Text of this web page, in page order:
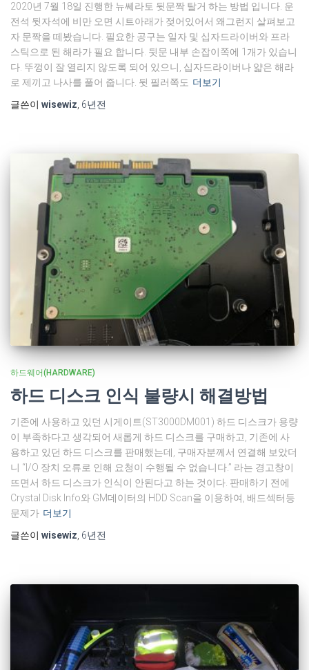
‎2020‎년 ‎7‎월 ‎18‎일 진행한 뉴쎄라토 뒷문짝 탈거 하는 방법 입니다. 운
전석 뒷자석에 비만 오면 시트아래가 젖어있어서 왜그런지 살펴보고
자 문짝을 떼봤습니다. 필요한 공구는 일자 및 십자드라이버와 프라
스틱으로 된 해라가 필요 합니다. 뒷문 내부 손잡이쪽에 1개가 있습니
다. 뚜껑이 잘 열리지 않도록 되어 있으니, 십자드라이버나 얇은 해라
로 제끼고 나사를 풀어 줍니다. 뒷 필러쪽도 더보기
글쓴이 wisewiz 6년전
하드웨어(HARDWARE)
하드 디스크 인식 불량시 해결방법
기존에 사용하고 있던 시게이트(ST3000DM001) 하드 디스크가 용량
이 부족하다고 생각되어 새롭게 하드 디스크를 구매하고, 기존에 사
용하고 있던 하드 디스크를 판매했는데, 구매자분께서 연결해 보았더
니 “I/O 장치 오류로 인해 요청이 수행될 수 없습니다.” 라는 경고창이
뜨면서 하드 디스크가 인식이 안된다고 하는 것이다. 판매하기 전에
Crystal Disk Info와 GM데이터의 HDD Scan을 이용하여, 배드섹터등
문제가 더보기
글쓴이 wisewiz, 6년전